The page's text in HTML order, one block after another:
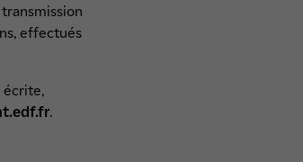
effectués
écrite,
.